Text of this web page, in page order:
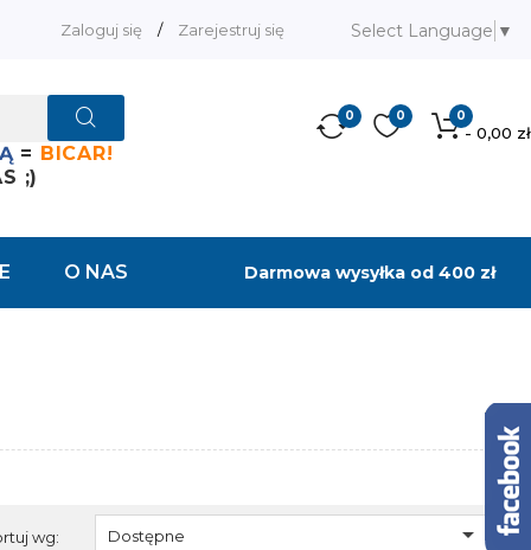
Zaloguj się / Zarejestruj się Select Language ▼
= BICAR!
;)
0
- 0,00 zł
0
0
O NAS Darmowa wysyłka od 400 zł
wg: Dostępne 